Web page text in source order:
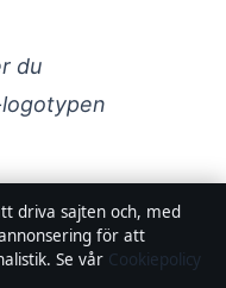
du
driva sajten och, med
för att
Se vår Cookiepolicy